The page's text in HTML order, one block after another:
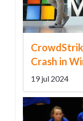
Crash in
Je Moet
19 jul 2024